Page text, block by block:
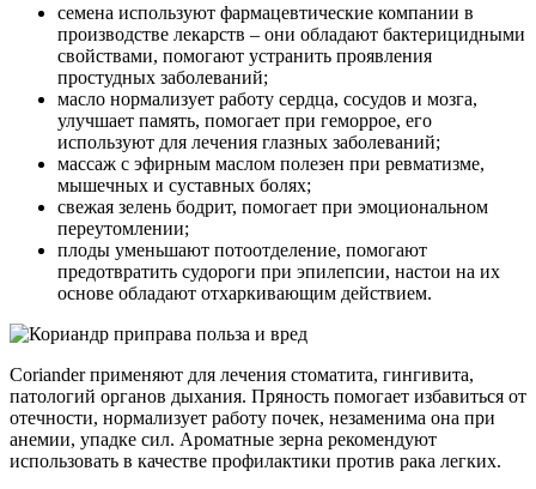
семена используют фармацевтические компании в
производстве лекарств – они обладают бактерицидными
свойствами, помогают устранить проявления
простудных заболеваний;
масло нормализует работу сердца, сосудов и мозга,
улучшает память, помогает при геморрое, его
используют для лечения глазных заболеваний;
массаж с эфирным маслом полезен при ревматизме,
мышечных и суставных болях;
свежая зелень бодрит, помогает при эмоциональном
переутомлении;
плоды уменьшают потоотделение, помогают
предотвратить судороги при эпилепсии, настои на их
основе обладают отхаркивающим действием.
Coriander применяют для лечения стоматита, гингивита,
патологий органов дыхания. Пряность помогает избавиться от
отечности, нормализует работу почек, незаменима она при
анемии, упадке сил. Ароматные зерна рекомендуют
использовать в качестве профилактики против рака легких.